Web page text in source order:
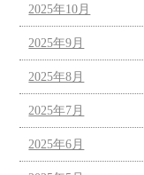
2025年10月
2025年9月
2025年8月
2025年7月
2025年6月